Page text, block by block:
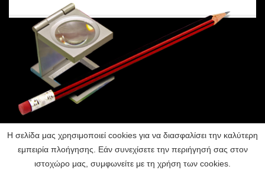
Η σελίδα μας χρησιμοποιεί cookies για να διασφαλίσει την καλύτερη
εμπειρία πλοήγησης. Εάν συνεχίσετε την περιήγησή σας στον
ιστοχώρο μας, συμφωνείτε με τη χρήση των cookies.
Copyright 2026 ©
www.diakakisprint.gr
All Rights reserver
Σμύρνης 32, Εύοσμος
56224, ΘΕΣΣΑΛΟΝΙΚΗΣ
τ. 2310 700.443